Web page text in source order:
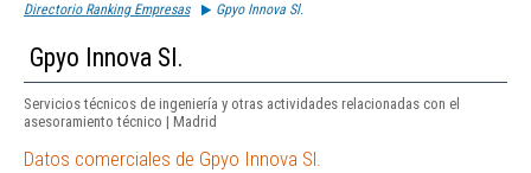
Directorio Ranking Empresas Gpyo Innova Sl.
Gpyo Innova Sl.
Servicios técnicos de ingeniería y otras actividades relacionadas con el
asesoramiento técnico | Madrid
Datos comerciales de Gpyo Innova Sl.